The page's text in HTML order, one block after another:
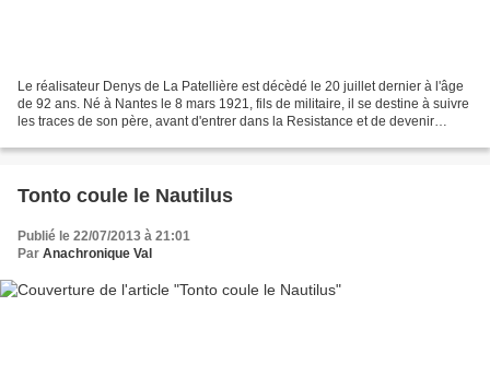
Le réalisateur Denys de La Patellière est décèdé le 20 juillet dernier à l'âge
de 92 ans. Né à Nantes le 8 mars 1921, fils de militaire, il se destine à suivre
les traces de son père, avant d'entrer dans la Resistance et de devenir
Tonto coule le Nautilus
Publié le 22/07/2013 à 21:01
Par Anachronique Val